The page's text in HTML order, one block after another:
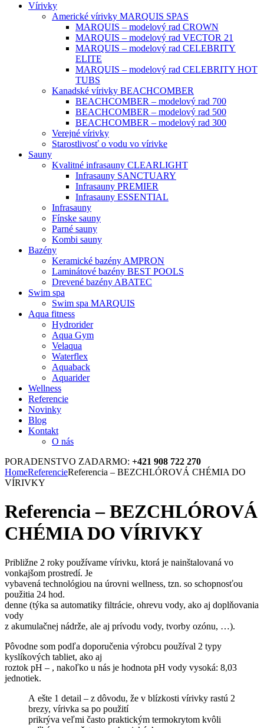
Vírivky
Americké vírivky MARQUIS SPAS
MARQUIS – modelový rad CROWN
MARQUIS – modelový rad VECTOR 21
MARQUIS – modelový rad CELEBRITY
ELITE
MARQUIS – modelový rad CELEBRITY HOT
TUBS
Kanadské vírivky BEACHCOMBER
BEACHCOMBER – modelový rad 700
BEACHCOMBER – modelový rad 500
BEACHCOMBER – modelový rad 300
Verejné vírivky
Starostlivosť o vodu vo vírivke
Sauny
Kvalitné infrasauny CLEARLIGHT
Infrasauny SANCTUARY
Infrasauny PREMIER
Infrasauny ESSENTIAL
Infrasauny
Fínske sauny
Parné sauny
Kombi sauny
Bazény
Keramické bazény AMPRON
Laminátové bazény BEST POOLS
Drevené bazény ABATEC
Swim spa
Swim spa MARQUIS
Aqua fitness
Hydrorider
Aqua Gym
Velaqua
Waterflex
Aquaback
Aquarider
Wellness
Referencie
Novinky
Blog
Kontakt
O nás
PORADENSTVO ZADARMO: +421 908 722 270
HomeReferencieReferencia – BEZCHLÓROVÁ CHÉMIA DO
VÍRIVKY
Referencia – BEZCHLÓROVÁ
CHÉMIA DO VÍRIVKY
Približne 2 roky používame vírivku, ktorá je nainštalovaná vo
vonkajšom prostredí. Je
vybavená technológiou na úrovni wellness, tzn. so schopnosťou
použitia 24 hod.
denne (týka sa automatiky filtrácie, ohrevu vody, ako aj doplňovania
vody
z akumulačnej nádrže, ale aj prívodu vody, tvorby ozónu, …).
Pôvodne som podľa doporučenia výrobcu používal 2 typy
kyslíkových tabliet, ako aj
roztok pH – , nakoľko u nás je hodnota pH vody vysoká: 8,03
jednotiek.
A ešte 1 detail – z dôvodu, že v blízkosti vírivky rastú 2
brezy, vírivka sa po použití
prikrýva veľmi často praktickým termokrytom kvôli